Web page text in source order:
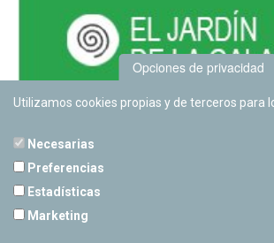
Opciones de privacidad
Utilizamos cookies propias y de terceros para
Necesarias
Preferencias
Estadísticas
Marketing